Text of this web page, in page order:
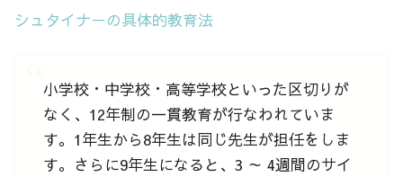
シュタイナーの具体的教育法
小学校・中学校・高等学校といった区切りが
なく、12年制の一貫教育が行なわれていま
す。1年生から8年生は同じ先生が担任をしま
す。さらに9年生になると、3 ～ 4週間のサイ